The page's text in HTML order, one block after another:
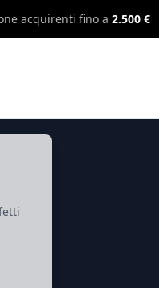
acquirenti fino a 2.500 €